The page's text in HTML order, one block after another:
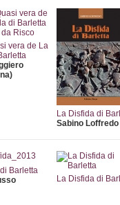
vera de La
La Disfida di
Sabino Loffredo
Barletta
La Disfida di